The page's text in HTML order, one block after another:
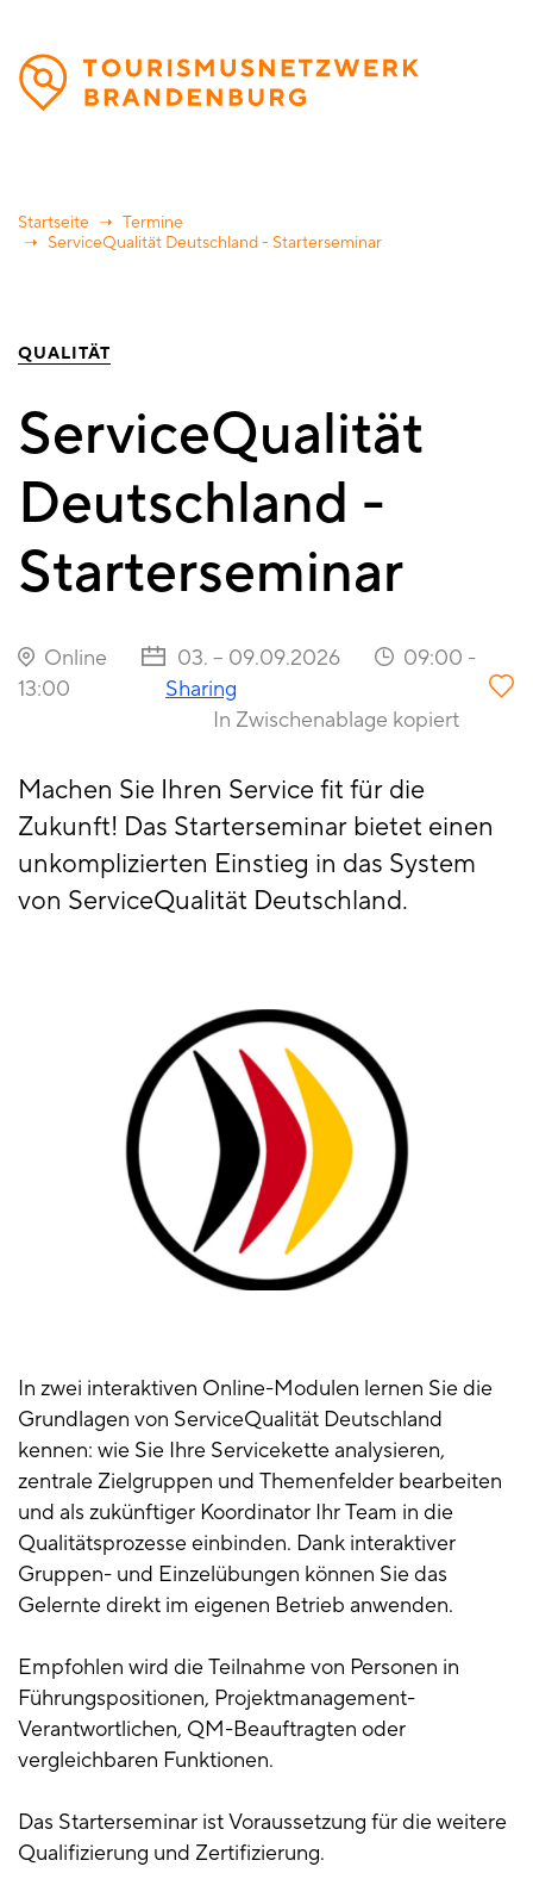
Direkt
zum
Inhalt
Startseite
Termine
ServiceQualität Deutschland - Starterseminar
QUALITÄT
ServiceQualität
Deutschland -
Starterseminar
Online 03. – 09.09.2026 09:00 -
13:00
Sharing
In Zwischenablage kopiert
Machen Sie Ihren Service fit für die
Zukunft! Das Starterseminar bietet einen
unkomplizierten Einstieg in das System
von ServiceQualität Deutschland.
In zwei interaktiven Online-Modulen lernen Sie die
Grundlagen von ServiceQualität Deutschland
kennen: wie Sie Ihre Servicekette analysieren,
zentrale Zielgruppen und Themenfelder bearbeiten
und als zukünftiger Koordinator Ihr Team in die
Qualitätsprozesse einbinden. Dank interaktiver
Gruppen- und Einzelübungen können Sie das
Gelernte direkt im eigenen Betrieb anwenden.
Empfohlen wird die Teilnahme von Personen in
Führungspositionen, Projektmanagement-
Verantwortlichen, QM-Beauftragten oder
vergleichbaren Funktionen.
Das Starterseminar ist Voraussetzung für die weitere
Qualifizierung und Zertifizierung.